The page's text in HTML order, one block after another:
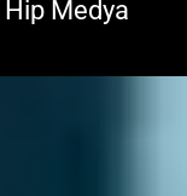
Hip Medya